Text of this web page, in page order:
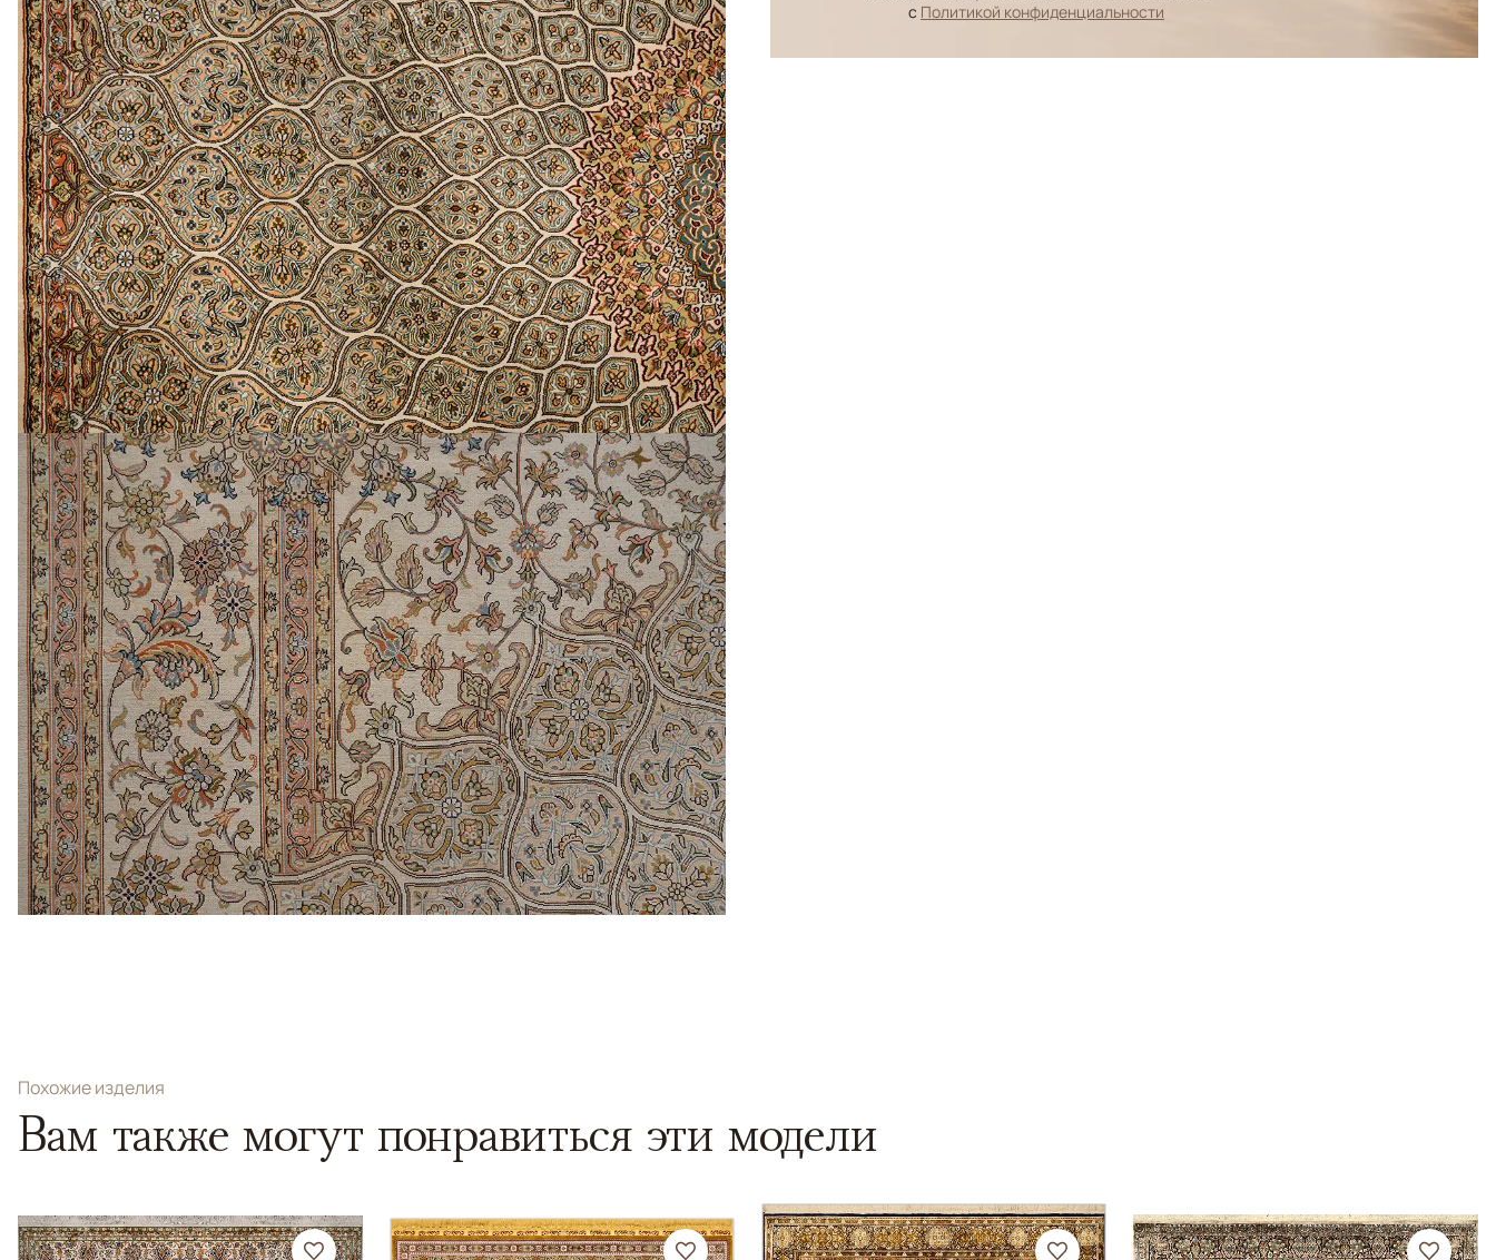
с Политикой конфиденциальности
Похожие изделия
Вам также могут понравиться эти модели